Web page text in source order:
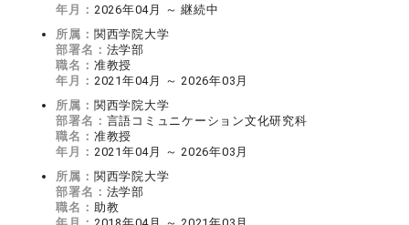
年月： 2026年04月 ～ 継続中
所属： 関西学院大学
部署名： 法学部
職名： 准教授
年月： 2021年04月 ～ 2026年03月
所属： 関西学院大学
部署名： 言語コミュニケーション文化研究科
職名： 准教授
年月： 2021年04月 ～ 2026年03月
所属： 関西学院大学
部署名： 法学部
職名： 助教